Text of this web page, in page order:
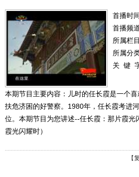
首播时
首播频
所属栏
所属分
关 键
本期节目主要内容：儿时的任长霞是一个
扶危济困的好警察。1980年，任长霞考进
位。本期节目为您讲述--任长霞：那片霞
霞光闪耀时）
【